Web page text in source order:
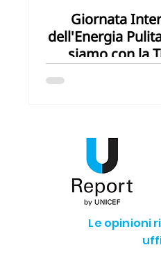
SDG16 - Pace e istituzioni
Giornata
dell'Energia
siamo con la
Le opinioni